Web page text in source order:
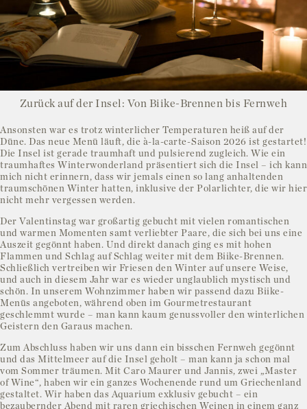
Zurück auf der Insel: Von Biike-Brennen bis Fernweh
Ansonsten war es trotz winterlicher Temperaturen heiß auf der
Düne. Das neue Menü läuft, die à-la-carte-Saison 2026 ist gestartet!
Die Insel ist gerade traumhaft und pulsierend zugleich. Wie ein
traumhaftes Winterwonderland präsentiert sich die Insel – ich kann
mich nicht erinnern, dass wir jemals einen so lang anhaltenden
traumschönen Winter hatten, inklusive der Polarlichter, die wir hier
nicht mehr vergessen werden.
Der Valentinstag war großartig gebucht mit vielen romantischen
und warmen Momenten samt verliebter Paare, die sich bei uns eine
Auszeit gegönnt haben. Und direkt danach ging es mit hohen
Flammen und Schlag auf Schlag weiter mit dem Biike-Brennen.
Schließlich vertreiben wir Friesen den Winter auf unsere Weise,
und auch in diesem Jahr war es wieder unglaublich mystisch und
schön. In unserem Wohnzimmer haben wir passend dazu Biike-
Menüs angeboten, während oben im Gourmetrestaurant
geschlemmt wurde – man kann kaum genussvoller den winterlichen
Geistern den Garaus machen.
Zum Abschluss haben wir uns dann ein bisschen Fernweh gegönnt
und das Mittelmeer auf die Insel geholt – man kann ja schon mal
vom Sommer träumen. Mit Caro Maurer und Jannis, zwei „Master
of Wine“, haben wir ein ganzes Wochenende rund um Griechenland
gestaltet. Wir haben das Aquarium exklusiv gebucht – ein
bezaubernder Abend mit raren griechischen Weinen in einem ganz